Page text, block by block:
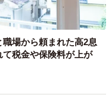
坊。シルクのようなな
寄り添いながら眠る
れるそうです。
ットと暮らすという
職場から頼まれた高2息
税金や保険料が上が